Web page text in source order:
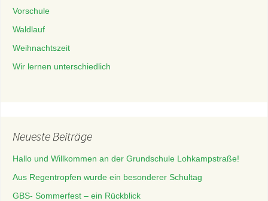
Vorschule
Waldlauf
Weihnachtszeit
Wir lernen unterschiedlich
Neueste Beiträge
Hallo und Willkommen an der Grundschule Lohkampstraße!
Aus Regentropfen wurde ein besonderer Schultag
GBS- Sommerfest – ein Rückblick